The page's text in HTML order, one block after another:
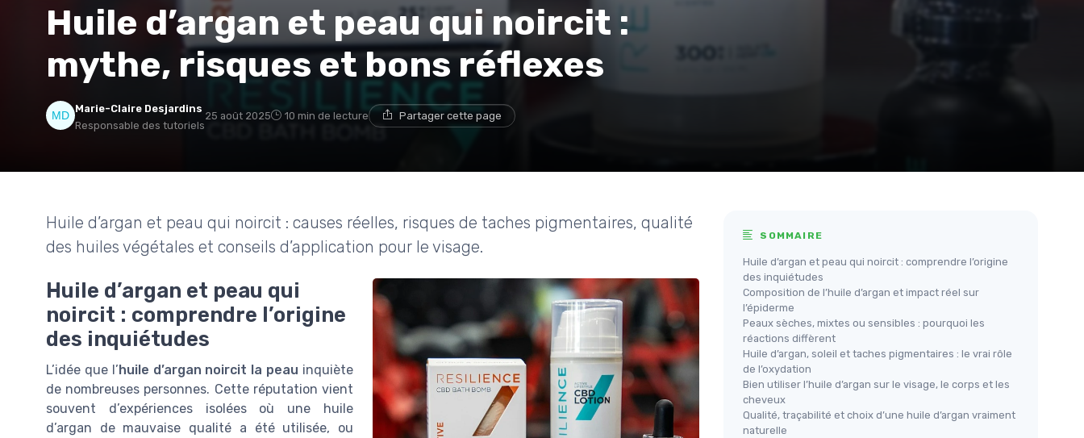
Huile d’argan et peau qui noircit :
mythe, risques et bons réflexes
Marie-Claire Desjardins
Responsable des tutoriels
25 août 2025 10 min de lecture Partager cette page
Huile d’argan et peau qui noircit : causes réelles, risques de taches pigmentaires, qualité
des huiles végétales et conseils d’application pour le visage.
Huile d’argan et peau qui
noircit : comprendre l’origine
des inquiétudes
L’idée que l’huile d’argan noircit la peau inquiète
de nombreuses personnes. Cette réputation vient
souvent d’expériences isolées où une huile
d’argan de mauvaise qualité a été utilisée, ou
SOMMAIRE
Huile d’argan et peau qui noircit : comprendre l’origine
des inquiétudes
Composition de l’huile d’argan et impact réel sur
l’épiderme
Peaux sèches, mixtes ou sensibles : pourquoi les
réactions diffèrent
Huile d’argan, soleil et taches pigmentaires : le vrai rôle
de l’oxydation
Bien utiliser l’huile d’argan sur le visage, le corps et les
cheveux
Qualité, traçabilité et choix d’une huile d’argan vraiment
naturelle